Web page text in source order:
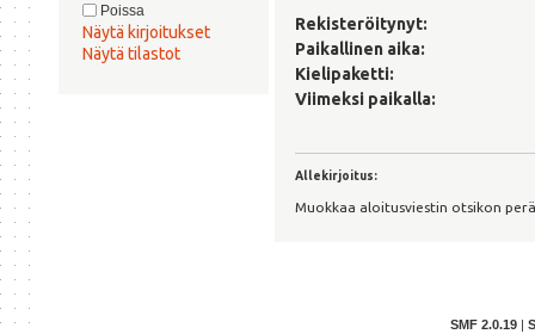
Poissa
Näytä kirjoitukset
Näytä tilastot
Rekisteröitynyt:
Paikallinen aika:
Kielipaketti:
Viimeksi paikalla:
Allekirjoitus:
Muokkaa aloitusviestin otsikon
SMF 2.0.19